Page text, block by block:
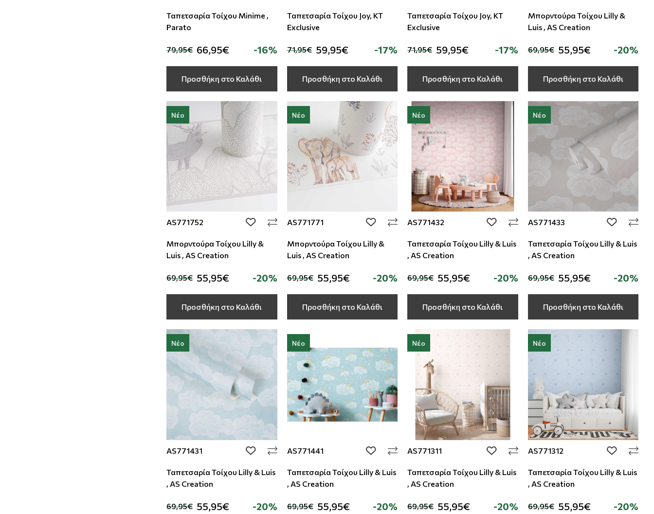
Ταπετσαρία Τοίχου Minime ,
Parato
79,95€ 66,95€ -16%
Προσθήκη στο Καλάθι
Ταπετσαρία Τοίχου Joy, KT
Exclusive
71,95€ 59,95€ -17%
Προσθήκη στο Καλάθι
Ταπετσαρία Τοίχου Joy, KT
Exclusive
71,95€ 59,95€ -17%
Προσθήκη στο Καλάθι
Μπορντούρα Τοίχου Lilly &
Luis , AS Creation
69,95€ 55,95€ -20%
Προσθήκη στο Καλάθι
Νέο
AS771752 add to wishlist
Μπορντούρα Τοίχου Lilly &
Luis , AS Creation
69,95€ 55,95€ -20%
Προσθήκη στο Καλάθι
Νέο
AS771771 add to wishlist
Μπορντούρα Τοίχου Lilly &
Luis , AS Creation
69,95€ 55,95€ -20%
Προσθήκη στο Καλάθι
Νέο
AS771432 add to wishlist
Ταπετσαρία Τοίχου Lilly & Luis
, AS Creation
69,95€ 55,95€ -20%
Προσθήκη στο Καλάθι
Νέο
AS771433 add to
Ταπετσαρία Τοίχου Lilly & Luis
, AS Creation
69,95€ 55,95€ -20%
Προσθήκη στο Καλάθι
Νέο
AS771431 add to wishlist
Ταπετσαρία Τοίχου Lilly & Luis
, AS Creation
69,95€ 55,95€ -20%
Νέο
AS771441 add to wishlist
Ταπετσαρία Τοίχου Lilly & Luis
, AS Creation
69,95€ 55,95€ -20%
Νέο
AS771311 add to wishlist
Ταπετσαρία Τοίχου Lilly & Luis
, AS Creation
69,95€ 55,95€ -20%
Νέο
AS771312 add to
Ταπετσαρία Τοίχου Lilly & Luis
, AS Creation
69,95€ 55,95€ -20%